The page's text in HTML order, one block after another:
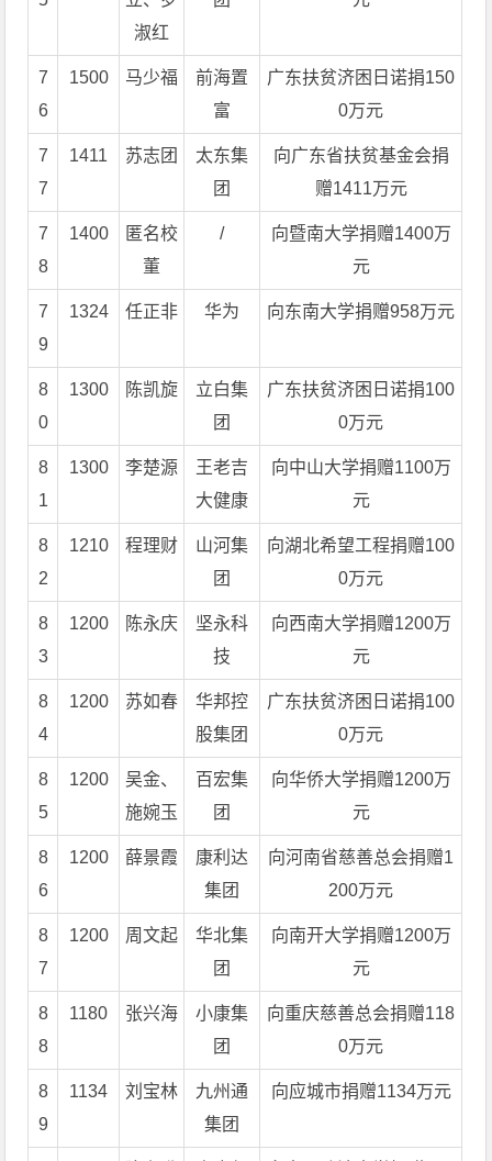
淑红
7
6
1500 马少福
前海置
富
广东扶贫济困日诺捐150
0万元
7
7
1411 苏志团
太东集
团
向广东省扶贫基金会捐
赠1411万元
7
8
1400
匿名校
董
/
向暨南大学捐赠1400万
元
7
9
1324 任正非 华为 向东南大学捐赠958万元
8
0
1300 陈凯旋
立白集
团
广东扶贫济困日诺捐100
0万元
8
1
1300 李楚源
王老吉
大健康
向中山大学捐赠1100万
元
8
2
1210 程理财
山河集
团
向湖北希望工程捐赠100
0万元
8
3
1200 陈永庆
坚永科
技
向西南大学捐赠1200万
元
8
4
1200 苏如春
华邦控
股集团
广东扶贫济困日诺捐100
0万元
8
5
1200
吴金、
施婉玉
百宏集
团
向华侨大学捐赠1200万
元
8
6
1200 薛景霞
康利达
集团
向河南省慈善总会捐赠1
200万元
8
7
1200 周文起
华北集
团
向南开大学捐赠1200万
元
8
8
1180 张兴海
小康集
团
向重庆慈善总会捐赠118
0万元
8
9
1134 刘宝林
九州通
集团
向应城市捐赠1134万元